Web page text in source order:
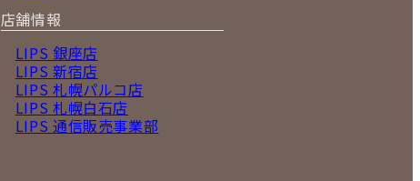
店舗情報
LIPS 銀座店
LIPS 新宿店
LIPS 札幌パルコ店
LIPS 札幌白石店
LIPS 通信販売事業部